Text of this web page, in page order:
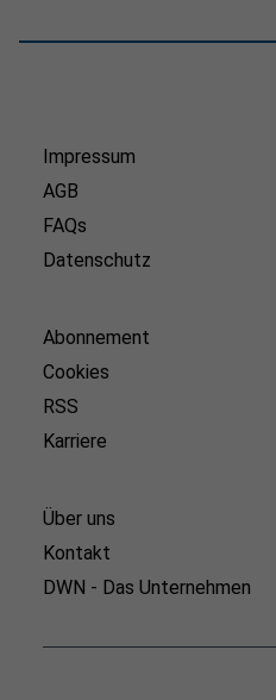
Impressum
AGB
FAQs
Datenschutz
Abonnement
Cookies
RSS
Karriere
Über uns
Kontakt
DWN - Das Unternehmen